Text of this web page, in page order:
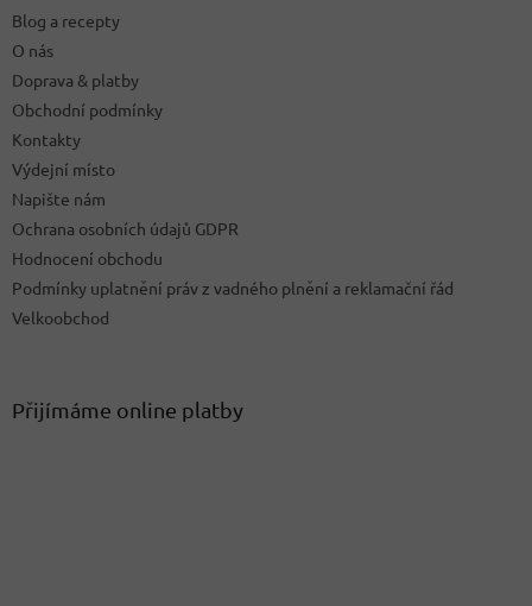
Blog a recepty
O nás
Doprava & platby
Obchodní podmínky
Kontakty
Výdejní místo
Napište nám
Ochrana osobních údajů GDPR
Hodnocení obchodu
Podmínky uplatnění práv z vadného plnění a reklamační řád
Velkoobchod
Přijímáme online platby